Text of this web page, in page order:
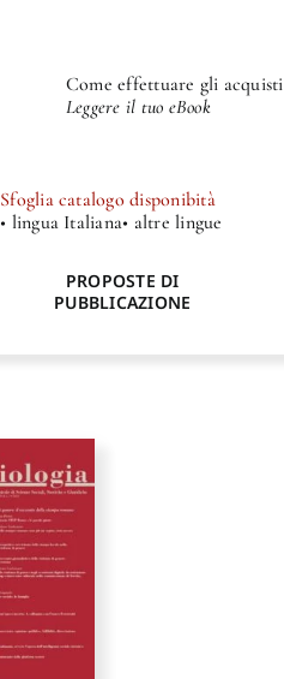
Come effettuare gli acquisti
Leggere il tuo eBook
Sfoglia catalogo disponibità
• lingua Italiana• altre lingue
PROPOSTE DI
PUBBLICAZIONE